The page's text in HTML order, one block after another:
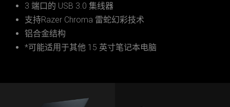
3 端口的 USB 3.0 集线器
支持Razer Chroma 雷蛇幻彩技术
铝合金结构
*可能适用于其他 15 英寸笔记本电脑